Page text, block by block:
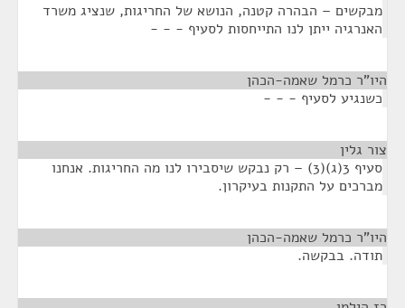
מבקשים – הבהרה קטנה, הנושא של החריגות, שנציג משרד
האנרגיה ייתן לנו התייחסות לסעיף - - -
היו"ר כרמל שאמה-הכהן
כשנגיע לסעיף - - -
צור גלין
סעיף 3(ג)(3) – רק נבקש שיסבירו לנו מה החריגות. אנחנו
מברכים על התקנות בעיקרון.
היו"ר כרמל שאמה-הכהן
תודה. בבקשה.